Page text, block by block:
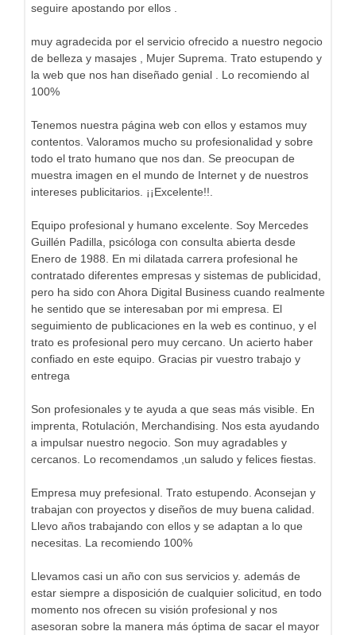
seguire apostando por ellos .
muy agradecida por el servicio ofrecido a nuestro negocio
de belleza y masajes , Mujer Suprema. Trato estupendo y
la web que nos han diseñado genial . Lo recomiendo al
100%
Tenemos nuestra página web con ellos y estamos muy
contentos. Valoramos mucho su profesionalidad y sobre
todo el trato humano que nos dan. Se preocupan de
muestra imagen en el mundo de Internet y de nuestros
intereses publicitarios. ¡¡Excelente!!.
Equipo profesional y humano excelente. Soy Mercedes
Guillén Padilla, psicóloga con consulta abierta desde
Enero de 1988. En mi dilatada carrera profesional he
contratado diferentes empresas y sistemas de publicidad,
pero ha sido con Ahora Digital Business cuando realmente
he sentido que se interesaban por mi empresa. El
seguimiento de publicaciones en la web es continuo, y el
trato es profesional pero muy cercano. Un acierto haber
confiado en este equipo. Gracias pir vuestro trabajo y
entrega
Son profesionales y te ayuda a que seas más visible. En
imprenta, Rotulación, Merchandising. Nos esta ayudando
a impulsar nuestro negocio. Son muy agradables y
cercanos. Lo recomendamos ,un saludo y felices fiestas.
Empresa muy prefesional. Trato estupendo. Aconsejan y
trabajan con proyectos y diseños de muy buena calidad.
Llevo años trabajando con ellos y se adaptan a lo que
necesitas. La recomiendo 100%
Llevamos casi un año con sus servicios y. además de
estar siempre a disposición de cualquier solicitud, en todo
momento nos ofrecen su visión profesional y nos
asesoran sobre la manera más óptima de sacar el mayor